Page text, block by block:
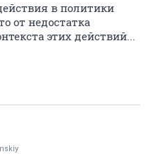
в политики
от недостатка
этих действий...